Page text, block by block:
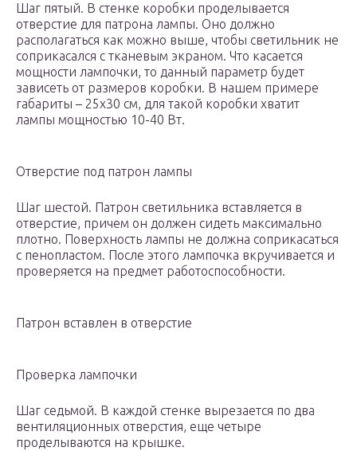
Шаг пятый. В стенке коробки проделывается
отверстие для патрона лампы. Оно должно
располагаться как можно выше, чтобы светильник не
соприкасался с тканевым экраном. Что касается
мощности лампочки, то данный параметр будет
зависеть от размеров коробки. В нашем примере
габариты – 25х30 см, для такой коробки хватит
лампы мощностью 10-40 Вт.
Отверстие под патрон лампы
Шаг шестой. Патрон светильника вставляется в
отверстие, причем он должен сидеть максимально
плотно. Поверхность лампы не должна соприкасаться
с пенопластом. После этого лампочка вкручивается и
проверяется на предмет работоспособности.
Патрон вставлен в отверстие
Проверка лампочки
Шаг седьмой. В каждой стенке вырезается по два
вентиляционных отверстия, еще четыре
проделываются на крышке.